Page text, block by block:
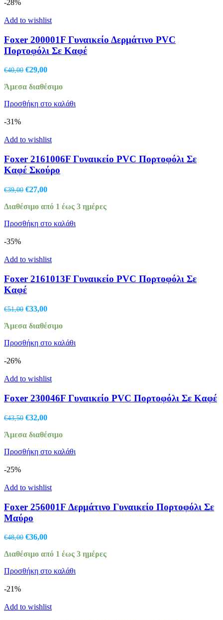
-28%
Add to wishlist
Foxer 200001F Γυναικείο Δερμάτινο PVC
Πορτοφόλι Σε Καφέ
€40,00 Original
was:
€29,00Η
τιμή
€29,00.
Άμεσα διαθέσιμο
Προσθήκη στο καλάθι
-31%
Add to wishlist
Foxer 2161006F Γυναικείο PVC Πορτοφόλι Σε
Καφέ Σκούρο
€39,00 Original
was:
€27,00Η
τιμή
€27,00.
Διαθέσιμο από 1 έως 3 ημέρες
Προσθήκη στο καλάθι
-35%
Add to wishlist
Foxer 2161013F Γυναικείο PVC Πορτοφόλι Σε
Καφέ
€51,00 Original
was:
€33,00Η
τιμή
€33,00.
Άμεσα διαθέσιμο
Προσθήκη στο καλάθι
-26%
Add to wishlist
Foxer 230046F Γυναικείο PVC Πορτοφόλι Σε Καφέ
€43,50 Original
was:
€32,00Η
τιμή
€32,00.
Άμεσα διαθέσιμο
Προσθήκη στο καλάθι
-25%
Add to wishlist
Foxer 256001F Δερμάτινο Γυναικείο Πορτοφόλι Σε
Μαύρο
€48,00 Original
was:
€36,00Η
τιμή
€36,00.
Διαθέσιμο από 1 έως 3 ημέρες
Προσθήκη στο καλάθι
-21%
Add to wishlist